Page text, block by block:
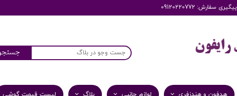
پیگیری سفارش: 09120220772